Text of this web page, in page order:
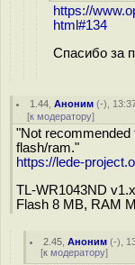
https://
html#134
Спасибо за
1.44 ,Аноним (-),
[к модератору]
"Not recommended
flash/ram."
https://lede-
TL-WR1043ND v1.x
Flash 8 MB, RAM
2.45 ,Аноним (-),
[к модератору]